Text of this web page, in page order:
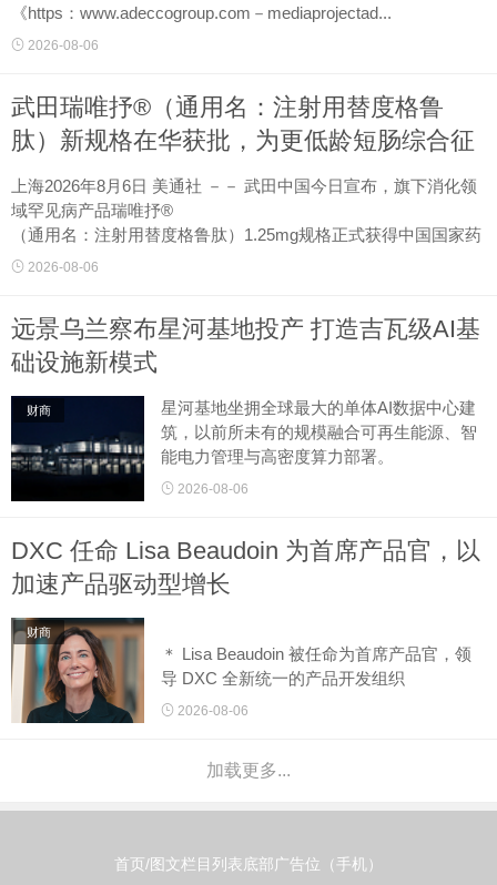
《https：www.adeccogroup.com－mediaprojectad...
2026-08-06
武田瑞唯抒®（通用名：注射用替度格鲁
肽）新规格在华获批，为更低龄短肠综合征
患儿带来治疗新选择
上海2026年8月6日 美通社 －－ 武田中国今日宣布，旗下消化领
域罕见病产品瑞唯抒®
（通用名：注射用替度格鲁肽）1.25mg规格正式获得中国国家药
品监督管理局（NMPA）批准，相应扩展适应症用于治疗短肠综
2026-08-06
远景乌兰察布星河基地投产 打造吉瓦级AI基
础设施新模式
财商
星河基地坐拥全球最大的单体AI数据中心建
筑，以前所未有的规模融合可再生能源、智
能电力管理与高密度算力部署。
位于内蒙古乌兰察布的远景星河基地正式投
产。这...
2026-08-06
DXC 任命 Lisa Beaudoin 为首席产品官，以
加速产品驱动型增长
财商
＊ Lisa Beaudoin 被任命为首席产品官，领
导 DXC 全新统一的产品开发组织
＊ Beaudoin 最近主导了 DXC OASIS 的开
2026-08-06
加载更多...
首页/图文栏目列表底部广告位（手机）